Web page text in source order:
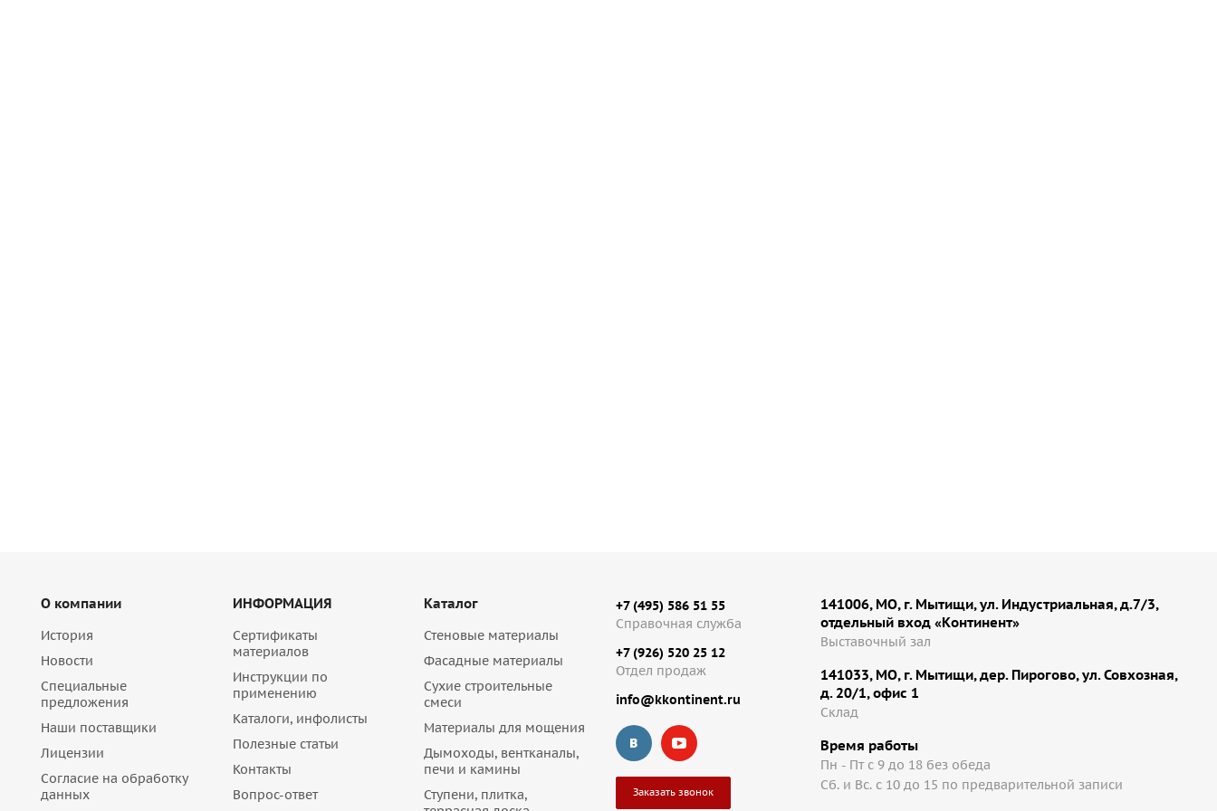
О компании
История
Новости
Специальные
предложения
Наши поставщики
Лицензии
Согласие на обработку
данных
ИНФОРМАЦИЯ
Сертификаты
материалов
Инструкции по
применению
Каталоги, инфолисты
Полезные статьи
Контакты
Вопрос-ответ
Каталог
Стеновые материалы
Фасадные материалы
Сухие строительные
смеси
Материалы для мощения
Дымоходы, вентканалы,
печи и камины
Ступени, плитка,
+7 (495) 586 51 55
Справочная служба
+7 (926) 520 25 12
Отдел продаж
info@kkontinent.ru
Заказать звонок
141006, МО, г. Мытищи, ул. Индустриальная, д.7/3,
отдельный вход «Континент»
Выставочный зал
141033, МО, г. Мытищи, дер. Пирогово, ул. Совхозная,
д. 20/1, офис 1
Cклад
Время работы
Пн - Пт с 9 до 18 без обеда
Сб. и Вс. с 10 до 15 по предварительной записи